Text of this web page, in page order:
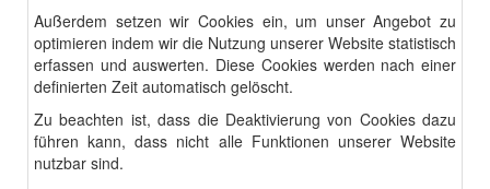
Außerdem setzen wir Cookies ein, um unser Angebot zu
optimieren indem wir die Nutzung unserer Website statistisch
erfassen und auswerten. Diese Cookies werden nach einer
definierten Zeit automatisch gelöscht.
Zu beachten ist, dass die Deaktivierung von Cookies dazu
führen kann, dass nicht alle Funktionen unserer Website
nutzbar sind.